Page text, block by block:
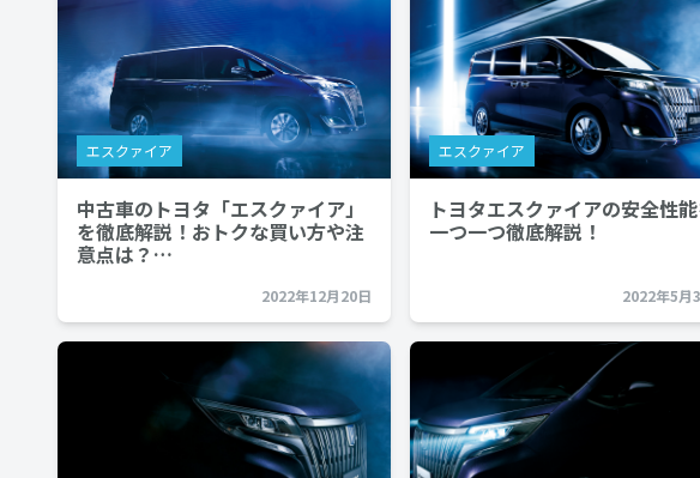
エスクァイア
中古車のトヨタ「エスクァイア」
を徹底解説！おトクな買い方や注
意点は？…
2022年12月20日
エスクァイア
トヨタエスクァイアの安全性
一つ一つ徹底解説！
2022年5月